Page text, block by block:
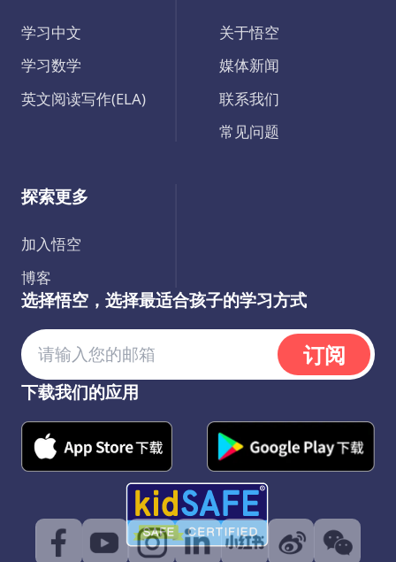
学习中文
学习数学
英文阅读写作(ELA)
关于悟空
媒体新闻
联系我们
常见问题
探索更多
加入悟空
博客
选择悟空，选择最适合孩子的学习方式
订阅
下载我们的应用